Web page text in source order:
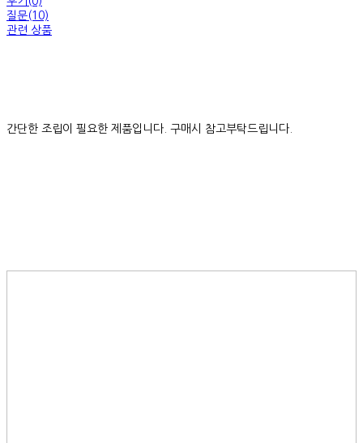
질문(10)
관련 상품
간단한 조립이 필요한 제품입니다. 구매시 참고부탁드립니다.